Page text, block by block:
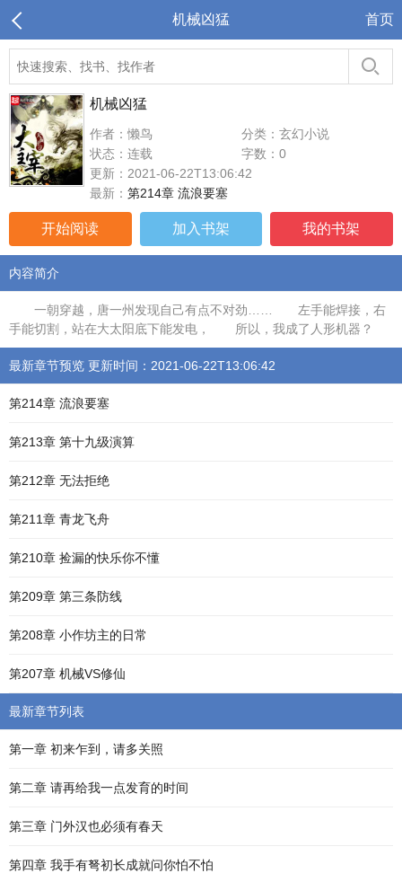
机械凶猛 首页
机械凶猛
作者：懒鸟
分类：玄幻小说
状态：连载
字数：0
更新：2021-06-22T13:06:42
最新： 第214章 流浪要塞
开始阅读 加入书架 我的书架
内容简介
一朝穿越，唐一州发现自己有点不对劲…… 左手能焊接，右
手能切割，站在大太阳底下能发电， 所以，我成了人形机器？
最新章节预览 更新时间：2021-06-22T13:06:42
第214章 流浪要塞
第213章 第十九级演算
第212章 无法拒绝
第211章 青龙飞舟
第210章 捡漏的快乐你不懂
第209章 第三条防线
第208章 小作坊主的日常
第207章 机械VS修仙
最新章节列表
第一章 初来乍到，请多关照
第二章 请再给我一点发育的时间
第三章 门外汉也必须有春天
第四章 我手有弩初长成就问你怕不怕